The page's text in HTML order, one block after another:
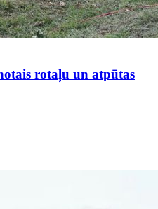
rotaļu un atpūtas